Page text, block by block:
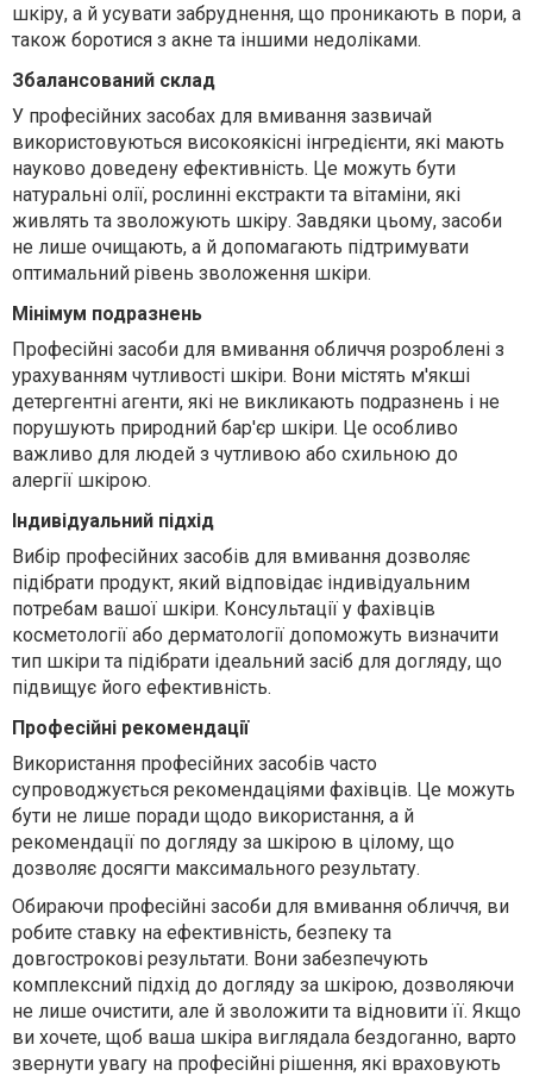
шкіру, а й усувати забруднення, що проникають в пори, а
також боротися з акне та іншими недоліками.
Збалансований склад
У професійних засобах для вмивання зазвичай
використовуються високоякісні інгредієнти, які мають
науково доведену ефективність. Це можуть бути
натуральні олії, рослинні екстракти та вітаміни, які
живлять та зволожують шкіру. Завдяки цьому, засоби
не лише очищають, а й допомагають підтримувати
оптимальний рівень зволоження шкіри.
Мінімум подразнень
Професійні засоби для вмивання обличчя розроблені з
урахуванням чутливості шкіри. Вони містять м'якші
детергентні агенти, які не викликають подразнень і не
порушують природний бар'єр шкіри. Це особливо
важливо для людей з чутливою або схильною до
алергії шкірою.
Індивідуальний підхід
Вибір професійних засобів для вмивання дозволяє
підібрати продукт, який відповідає індивідуальним
потребам вашої шкіри. Консультації у фахівців
косметології або дерматології допоможуть визначити
тип шкіри та підібрати ідеальний засіб для догляду, що
підвищує його ефективність.
Професійні рекомендації
Використання професійних засобів часто
супроводжується рекомендаціями фахівців. Це можуть
бути не лише поради щодо використання, а й
рекомендації по догляду за шкірою в цілому, що
дозволяє досягти максимального результату.
Обираючи професійні засоби для вмивання обличчя, ви
робите ставку на ефективність, безпеку та
довгострокові результати. Вони забезпечують
комплексний підхід до догляду за шкірою, дозволяючи
не лише очистити, але й зволожити та відновити її. Якщо
ви хочете, щоб ваша шкіра виглядала бездоганно, варто
звернути увагу на професійні рішення, які враховують